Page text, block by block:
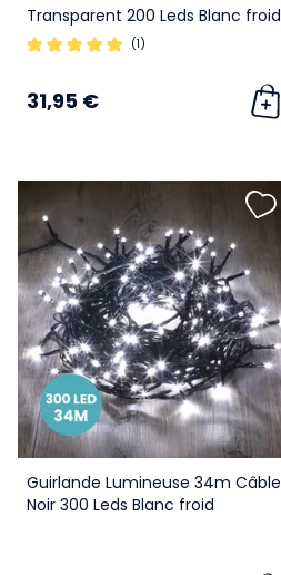
Transparent 200 Leds Blanc froid
(1)
31,95 €
Guirlande Lumineuse 34m Câble
Noir 300 Leds Blanc froid